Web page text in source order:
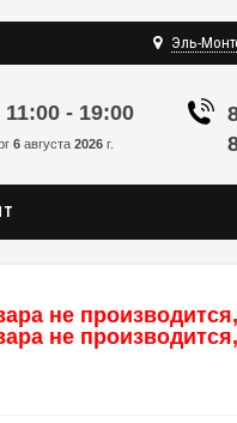
Эль-
- 19:00
6 августа 2026 г.
не
не